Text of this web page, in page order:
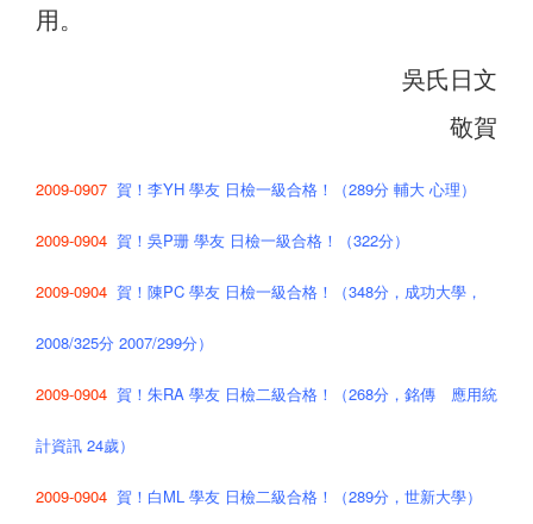
用。
吳氏日文
敬賀
2009-0907 賀！李YH 學友 日檢一級合格！（289分 輔大 心理）
2009-0904 賀！吳P珊 學友 日檢一級合格！（322分）
2009-0904 賀！陳PC 學友 日檢一級合格！（348分，成功大學，
2008/325分 2007/299分）
2009-0904 賀！朱RA 學友 日檢二級合格！（268分，銘傳 應用統
計資訊 24歲）
2009-0904 賀！白ML 學友 日檢二級合格！（289分，世新大學）